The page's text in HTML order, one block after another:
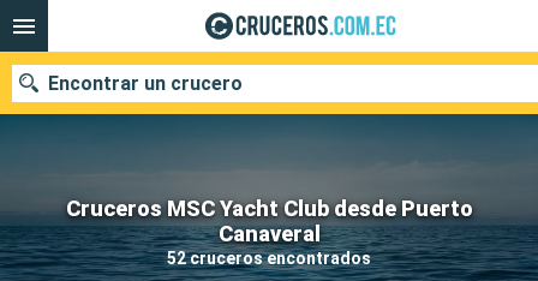
Cruceros MSC Yacht Club desde Puerto
Canaveral
52 cruceros encontrados
Encontrar un crucero
Nuestros destinos
Fecha de salida